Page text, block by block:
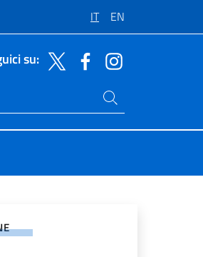
IT EN
su:
sito live